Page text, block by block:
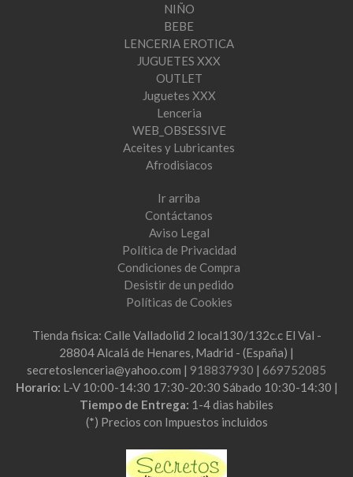
NIÑO
BEBE
LENCERIA EROTICA
JUGUETES XXX
OUTLET
Juguetes XXX
Lenceria
WEB_OBSESSIVE
Aceites y Lubricantes
Afrodisiacos
Ir arriba
Contáctanos
Aviso Legal
Política de Privacidad
Condiciones de Compra
Desistir de un pedido
Políticas de Cookies
Tienda fisica: Calle Valladolid 2 local130/132c.c El Val -
28804 Alcalá de Henares, Madrid - (España) |
secretoslenceria@yahoo.com | 918837930 | 669752085
Horario: L-V 10:00-14:30 17:30-20:30 Sábado 10:30-14:30 |
Tiempo de Entrega: 1-4 dias habiles
(*) Precios con Impuestos incluidos